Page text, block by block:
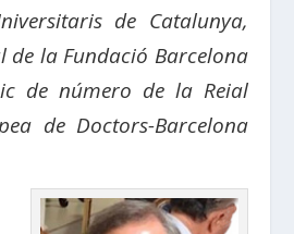
de Catalunya,
de la Fundació Barcelona
de número de la Reial
de Doctors-Barcelona